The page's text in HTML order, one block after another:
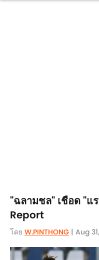
"ฉลามชล" เชือด "
Report
โดย W.PINTHONG | Aug